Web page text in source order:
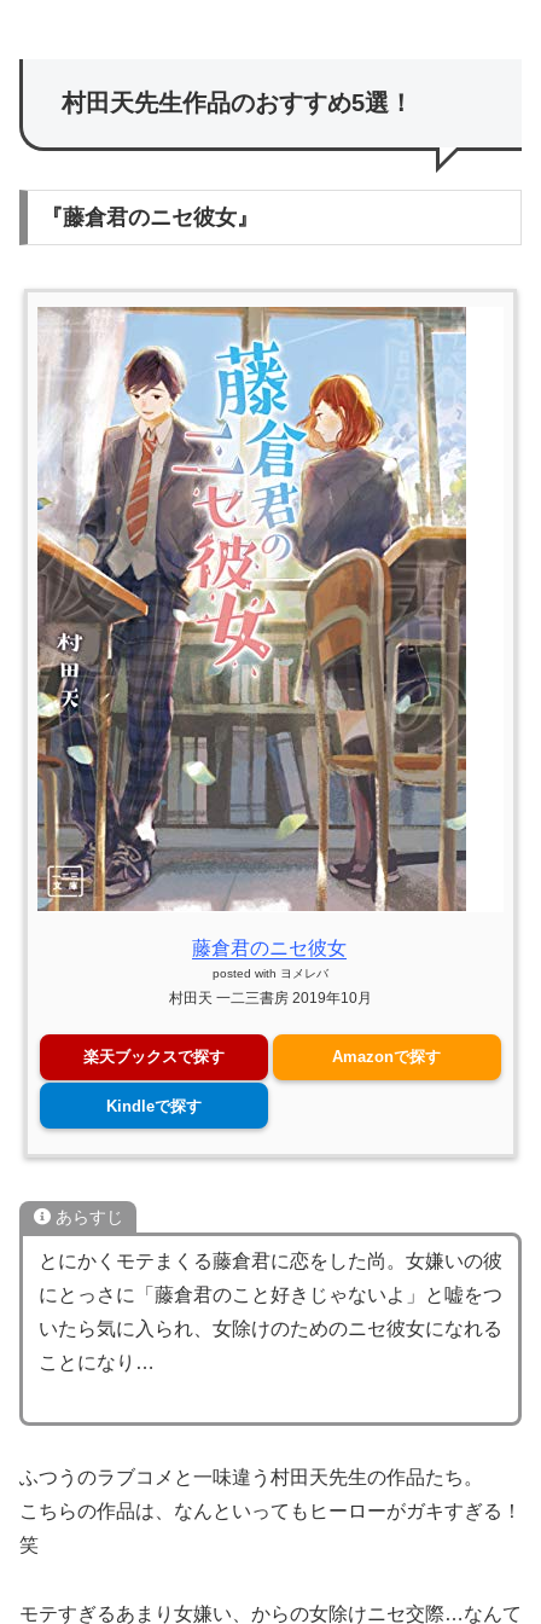
村田天先生作品のおすすめ5選！
『藤倉君のニセ彼女』
藤倉君のニセ彼女
posted with ヨメレバ
村田天 一二三書房 2019年10月
楽天ブックスで探す Amazonで探す
Kindleで探す
あらすじ
とにかくモテまくる藤倉君に恋をした尚。女嫌いの彼
にとっさに「藤倉君のこと好きじゃないよ」と嘘をつ
いたら気に入られ、女除けのためのニセ彼女になれる
ことになり…
ふつうのラブコメと一味違う村田天先生の作品たち。
こちらの作品は、なんといってもヒーローがガキすぎる！
笑
モテすぎるあまり女嫌い、からの女除けニセ交際…なんて